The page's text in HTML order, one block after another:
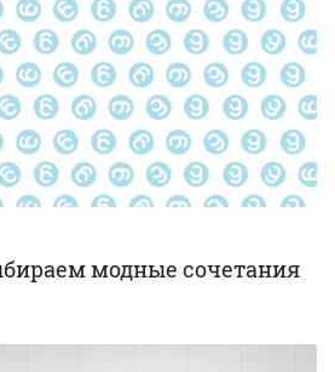
модные сочетания